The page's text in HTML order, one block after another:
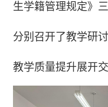
生学籍管理规定》
分别召开了教学研
教学质量提升展开交